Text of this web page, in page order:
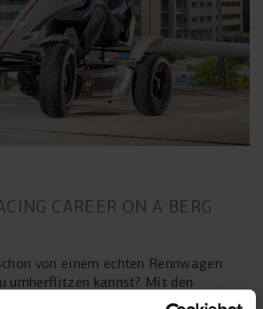
CAREER ON A BERG
von einem echten Rennwagen
umherflitzen kannst? Mit den
Spoiler sind hohe